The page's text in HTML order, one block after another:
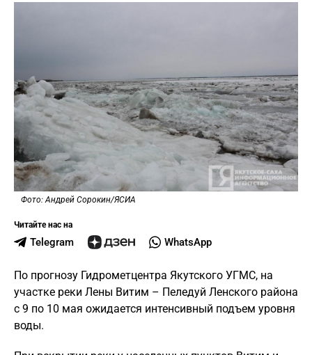
Фото: Андрей Сорокин/ЯСИА
Читайте нас на
Telegram WhatsApp
По прогнозу Гидрометцентра Якутского УГМС, на
участке реки Лены Витим – Пеледуй Ленского района
с 9 по 10 мая ожидается интенсивный подъем уровня
воды.